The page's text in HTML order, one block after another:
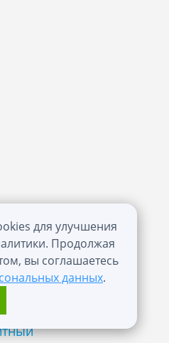
для улучшения
Продолжая
вы соглашаетесь
данных.